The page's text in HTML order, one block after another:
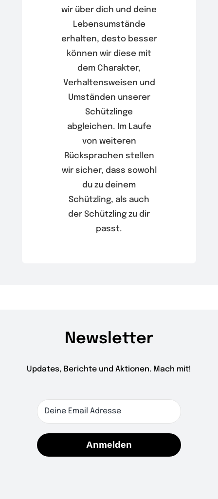
wir über dich und deine
Lebensumstände
erhalten, desto besser
können wir diese mit
dem Charakter,
Verhaltensweisen und
Umständen unserer
Schützlinge
abgleichen. Im Laufe
von weiteren
Rücksprachen stellen
wir sicher, dass sowohl
du zu deinem
Schützling, als auch
der Schützling zu dir
passt.
Newsletter
Updates, Berichte und Aktionen. Mach mit!
Anmelden